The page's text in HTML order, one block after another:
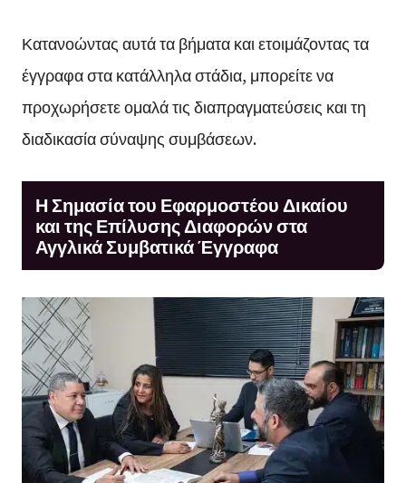
Κατανοώντας αυτά τα βήματα και ετοιμάζοντας τα
έγγραφα στα κατάλληλα στάδια, μπορείτε να
προχωρήσετε ομαλά τις διαπραγματεύσεις και τη
διαδικασία σύναψης συμβάσεων.
Η Σημασία του Εφαρμοστέου Δικαίου
και της Επίλυσης Διαφορών στα
Αγγλικά Συμβατικά Έγγραφα